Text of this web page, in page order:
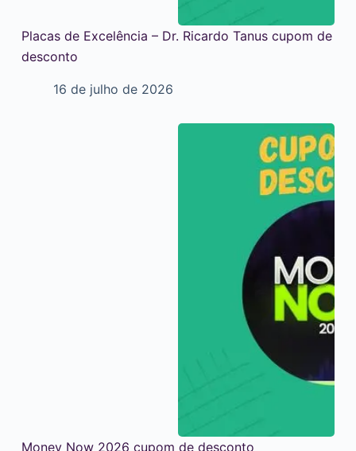
Placas de Excelência – Dr. Ricardo Tanus cupom de
desconto
16 de julho de 2026
Money Now 2026 cupom de desconto